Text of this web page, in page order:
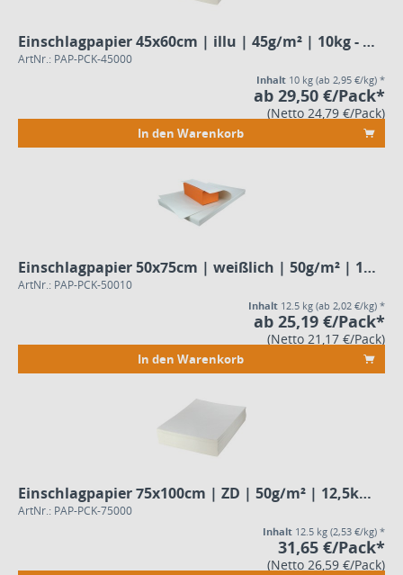
Einschlagpapier 45x60cm | illu | 45g/m² | 10kg - Pack
ArtNr.: PAP-PCK-45000
Inhalt 10 kg (ab 2,95 €/kg) *
ab 29,50 €/Pack*
(Netto 24,79 €/Pack)
In den Warenkorb
Einschlagpapier 50x75cm | weißlich | 50g/m² | 12,5kg - Pack
ArtNr.: PAP-PCK-50010
Inhalt 12.5 kg (ab 2,02 €/kg) *
ab 25,19 €/Pack*
(Netto 21,17 €/Pack)
In den Warenkorb
Einschlagpapier 75x100cm | ZD | 50g/m² | 12,5kg - Pack
ArtNr.: PAP-PCK-75000
Inhalt 12.5 kg (2,53 €/kg) *
31,65 €/Pack*
(Netto 26,59 €/Pack)